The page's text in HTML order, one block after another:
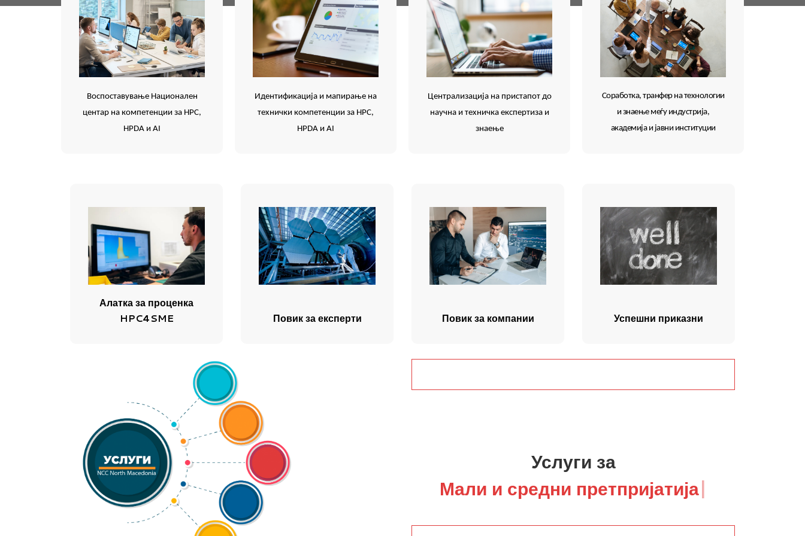
Воспоставување Национален
центар на компетенции за HPC,
HPDA и AI
Идентификација и мапирање на
технички компетенции за HPC,
HPDA и AI
Централизација на пристапот до
научна и техничка експертиза и
знаење
Соработкa, транфер на технологии
и знаење меѓу индустрија,
академија и јавни институции
Алатка за проценка
HPC4SME
Повик за експерти Повик за компании Успешни приказни
Услуги за
Мали и средни претпријатија|